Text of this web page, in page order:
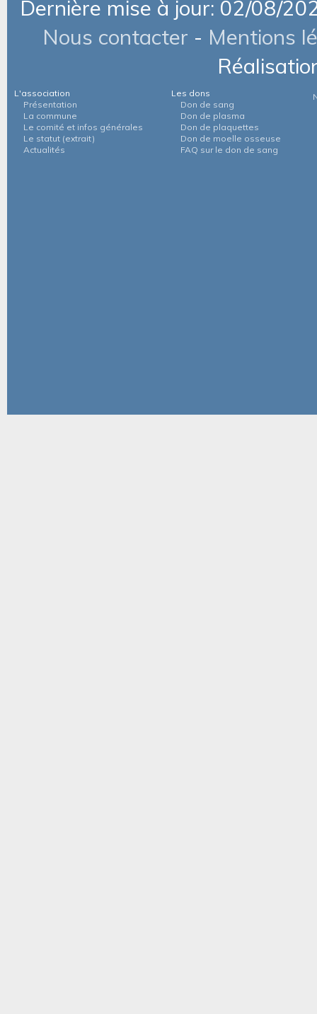
Dernière mise à jour: 02/08/
Nous contacter - Mentions
L'association
Présentation
La commune
Le comité et infos générales
Le statut (extrait)
Actualités
Les dons
Don de sang
Don de plasma
Don de plaquettes
Don de moelle osseuse
FAQ sur le don de sang